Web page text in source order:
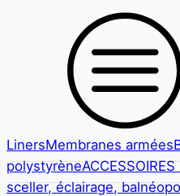
LinersMembranes armées
polystyrène
sceller, éclairage, balnéo